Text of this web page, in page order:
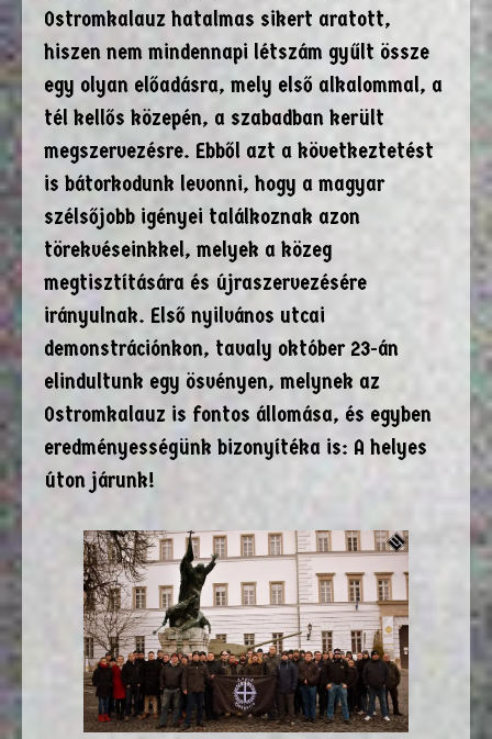
Ostromkalauz hatalmas sikert aratott,
hiszen nem mindennapi létszám gyűlt össze
egy olyan előadásra, mely első alkalommal, a
tél kellős közepén, a szabadban került
megszervezésre. Ebből azt a következtetést
is bátorkodunk levonni, hogy a magyar
szélsőjobb igényei találkoznak azon
törekvéseinkkel, melyek a közeg
megtisztítására és újraszervezésére
irányulnak. Első nyilvános utcai
demonstrációnkon, tavaly október 23-án
elindultunk egy ösvényen, melynek az
Ostromkalauz is fontos állomása, és egyben
eredményességünk bizonyítéka is: A helyes
úton járunk!